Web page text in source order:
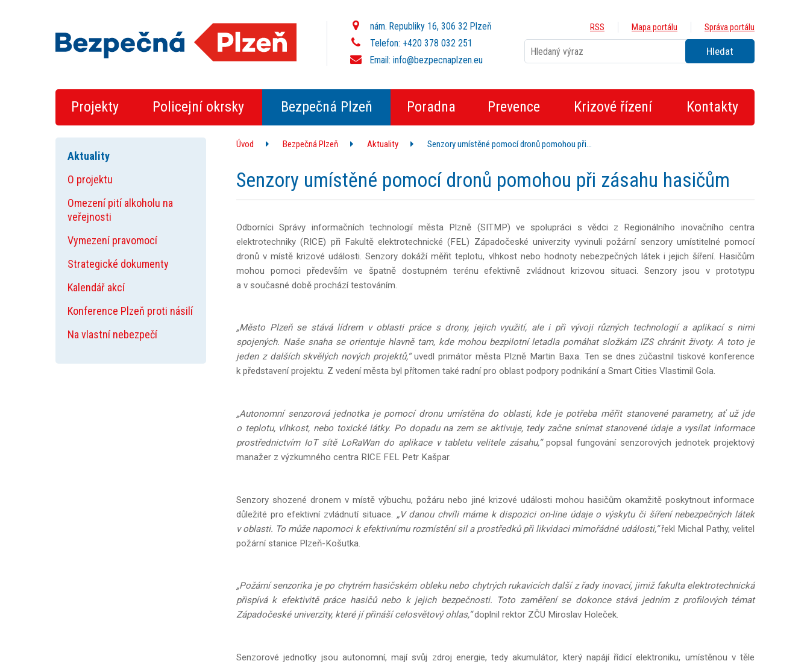
nám. Republiky 16, 306 32 Plzeň
Telefon: +420 378 032 251
Email:info@bezpecnaplzen.eu
RSS Mapa portálu Správa portálu
Projekty Policejní okrsky Bezpečná Plzeň Poradna Prevence Krizové řízení Kontakty
Úvod Bezpečná Plzeň Aktuality Senzory umístěné pomocí dronů pomohou při…
Senzory umístěné pomocí dronů pomohou při zásahu hasičům
Odborníci Správy informačních technologií města Plzně (SITMP) ve spolupráci s vědci z Regionálního inovačního centra
elektrotechniky (RICE) při Fakultě elektrotechnické (FEL) Západočeské univerzity vyvinuli požární senzory umístitelné pomocí
dronů v místě krizové události. Senzory dokáží měřit teplotu, vlhkost nebo hodnoty nebezpečných látek i jejich šíření. Hasičům
mohou pomoci především ve špatně dostupném terénu efektivně zvládnout krizovou situaci. Senzory jsou v prototypu
a v současné době prochází testováním.
„Město Plzeň se stává lídrem v oblasti práce s drony, jejich využití, ale i při vývoji různých technologií a aplikací s nimi
spojených. Naše snaha se orientuje hlavně tam, kde mohou bezpilotní letadla pomáhat složkám IZS chránit životy. A toto je
jeden z dalších skvělých nových projektů,“uvedl primátor města Plzně Martin Baxa. Ten se dnes zúčastnil tiskové konference
k představení projektu. Z vedení města byl přítomen také radní pro oblast podpory podnikání a Smart Cities Vlastimil Gola.
„Autonomní senzorová jednotka je pomocí dronu umístěna do oblasti, kde je potřeba měřit stanovené parametry, ať už jde
o teplotu, vlhkost, nebo toxické látky. Po dopadu na zem se aktivuje, tedy začne snímat stanovené údaje a vysílat informace
prostřednictvím IoT sítě LoRaWan do aplikace v tabletu velitele zásahu,“popsal fungování senzorových jednotek projektový
manažer z výzkumného centra RICE FEL Petr Kašpar.
Senzory shozené dronem v místě výbuchu, požáru nebo jiné krizové události mohou hasičům okamžitě poskytnout informace
důležité pro efektivní zvládnutí situace. „V danou chvíli máme k dispozici on-line údaje o výskytu či šíření nebezpečných látek
v oblasti. To může napomoci k efektivnímu rozmístění sil a prostředků při likvidaci mimořádné události,“řekl Michal Pathy, velitel
požární stanice Plzeň-Košutka.
„Požární senzorika je po chytrém hasičském obleku nebo chytrých rukavicích další z řady inovací, jimiž fakulta elektrotechnická
přispívá k efektivitě práce hasičů nebo k jejich bezpečnosti. Toto zaměření se dokonce stává jedním z profilových témat
Západočeské univerzity, které jí přináší celosvětový ohlas,“doplnil rektor ZČU Miroslav Holeček.
Senzorové jednotky jsou autonomní, mají svůj zdroj energie, tedy akumulátor, který napájí řídicí elektroniku, umístěnou v těle
Aktuality
O projektu
Omezení pití alkoholu na
veřejnosti
Vymezení pravomocí
Strategické dokumenty
Kalendář akcí
Konference Plzeň proti násilí
Na vlastní nebezpečí